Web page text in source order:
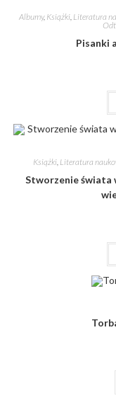
Albumy, Książki, Literatura
Pisanki
Książki, Literatura
Stworzenie świata